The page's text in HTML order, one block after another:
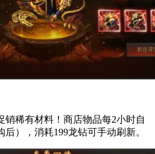
销稀有材料！商店物品每2小时自
），消耗199龙钻可手动刷新。